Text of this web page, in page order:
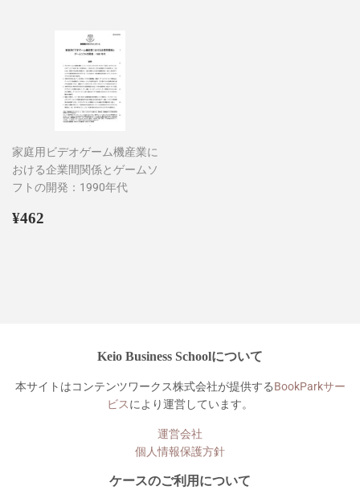
家庭用ビデオゲーム機産業に
おける企業間関係とゲームソ
フトの開発：1990年代
通
¥462
Keio Business Schoolについて
本サイトはコンテンツワークス株式会社が提供するBookParkサー
ビスにより運営しています。
運営会社
個人情報保護方針
ケースのご利用について